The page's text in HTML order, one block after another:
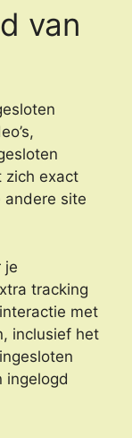
van
zich exact
site
je
tracking
met
inclusief het
ingelogd